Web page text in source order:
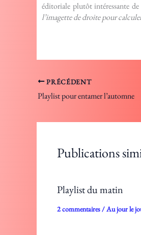
éditoriale plutôt intéressante
l’imagette de droite pour
PRÉCÉDENT
Playlist pour entamer l’automne
Publications
Playlist du matin
2 commentaires/Au jour le